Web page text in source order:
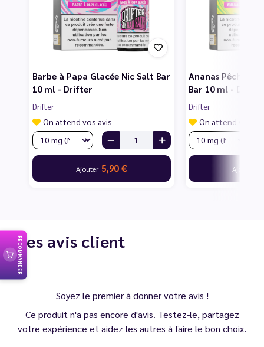
Barbe à Papa Glacée Nic Salt Bar
10 ml - Drifter
Drifter
On attend vos avis
Ajouter 5,90 €
Ananas Pêche
Bar 10 ml -
Drifter
On attend vos
Ajouter
Les avis client
Soyez le premier à donner votre avis !
Ce produit n'a pas encore d'avis. Testez-le, partagez
votre expérience et aidez les autres à faire le bon choix.
RECOMMANDER